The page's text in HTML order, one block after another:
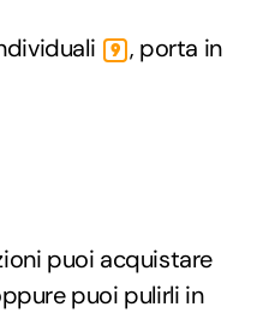
9 , porta in
puoi acquistare
puoi pulirli in